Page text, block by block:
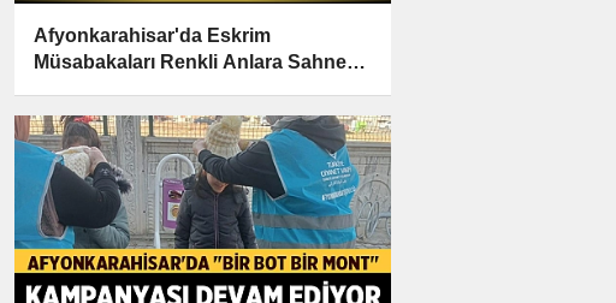
Afyonkarahisar'da Eskrim
Müsabakaları Renkli Anlara Sahne